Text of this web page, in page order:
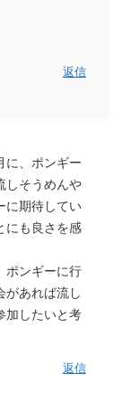
返信
に、ポンギー
しそうめんや
に期待してい
にも良さを感
ポンギーに行
があれば流し
加したいと考
返信